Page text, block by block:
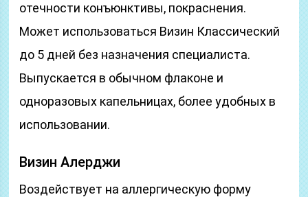
отечности конъюнктивы, покраснения.
Может использоваться Визин Классический
до 5 дней без назначения специалиста.
Выпускается в обычном флаконе и
одноразовых капельницах, более удобных в
использовании.
Визин Алерджи
Воздействует на аллергическую форму